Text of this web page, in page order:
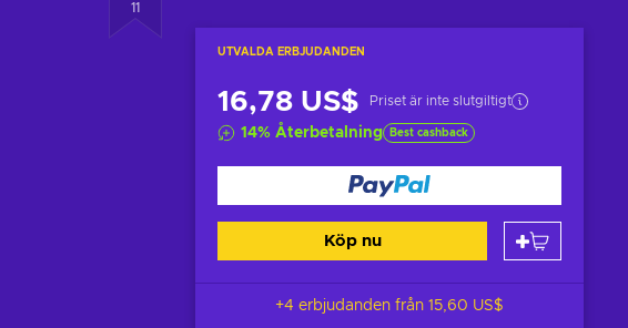
11
UTVALDA ERBJUDANDEN
16,78 US$ Priset är inte slutgiltigt
14% Återbetalning Best cashback
Köp nu
+4 erbjudanden från 15,60 US$